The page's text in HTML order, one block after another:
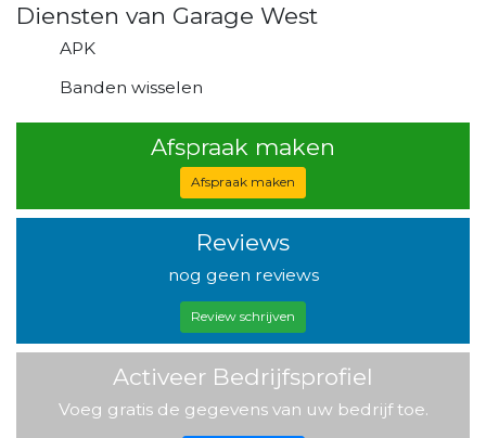
Diensten van Garage West
APK
Banden wisselen
Afspraak maken
Afspraak maken
Reviews
nog geen reviews
Review schrijven
Activeer Bedrijfsprofiel
Voeg gratis de gegevens van uw bedrijf toe.